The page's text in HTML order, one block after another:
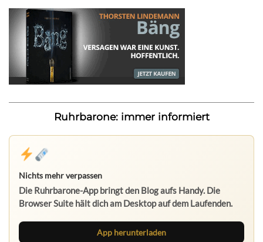
Ruhrbarone: immer informiert
Nichts mehr verpassen
Die Ruhrbarone-App bringt den Blog aufs Handy. Die
Browser Suite hält dich am Desktop auf dem Laufenden.
App herunterladen